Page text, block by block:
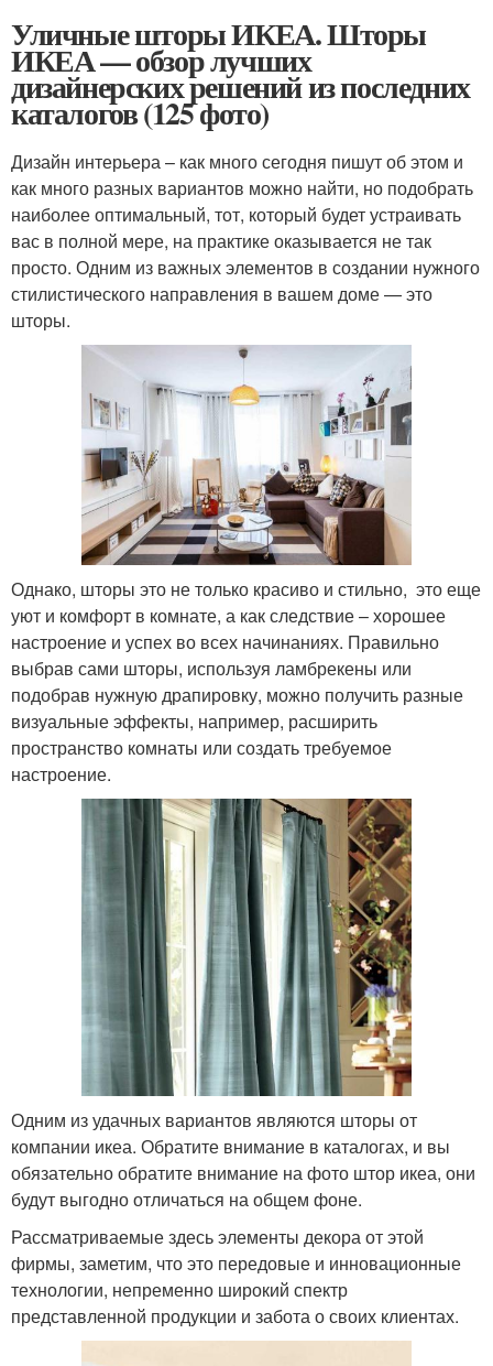
Уличные шторы ИКЕА. Шторы
ИКЕА — обзор лучших
дизайнерских решений из последних
каталогов (125 фото)
Дизайн интерьера – как много сегодня пишут об этом и
как много разных вариантов можно найти, но подобрать
наиболее оптимальный, тот, который будет устраивать
вас в полной мере, на практике оказывается не так
просто. Одним из важных элементов в создании нужного
стилистического направления в вашем доме — это
шторы.
Однако, шторы это не только красиво и стильно, это еще
уют и комфорт в комнате, а как следствие – хорошее
настроение и успех во всех начинаниях. Правильно
выбрав сами шторы, используя ламбрекены или
подобрав нужную драпировку, можно получить разные
визуальные эффекты, например, расширить
пространство комнаты или создать требуемое
настроение.
Одним из удачных вариантов являются шторы от
компании икеа. Обратите внимание в каталогах, и вы
обязательно обратите внимание на фото штор икеа, они
будут выгодно отличаться на общем фоне.
Рассматриваемые здесь элементы декора от этой
фирмы, заметим, что это передовые и инновационные
технологии, непременно широкий спектр
представленной продукции и забота о своих клиентах.